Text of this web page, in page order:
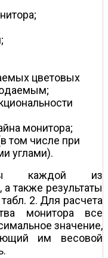
цветовых
монитора;
том числе при
углами).
каждой из
также результаты
2. Для расчета
монитора все
значение,
им весовой